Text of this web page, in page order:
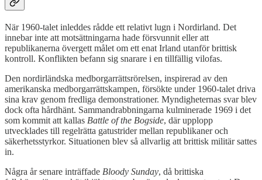
När 1960-talet inleddes rådde ett relativt lugn i Nordirland. Det
innebar inte att motsättningarna hade försvunnit eller att
republikanerna övergett målet om ett enat Irland utanför brittisk
kontroll. Konflikten befann sig snarare i en tillfällig vilofas.
Den nordirländska medborgarrättsrörelsen, inspirerad av den
amerikanska medborgarrättskampen, försökte under 1960-talet driva
sina krav genom fredliga demonstrationer. Myndigheternas svar blev
dock ofta hårdhänt. Sammandrabbningarna kulminerade 1969 i det
som kommit att kallas Battle of the Bogside, där upplopp
utvecklades till regelrätta gatustrider mellan republikaner och
säkerhetsstyrkor. Situationen blev så allvarlig att brittisk militär sattes
in.
Några år senare inträffade Bloody Sunday, då brittiska